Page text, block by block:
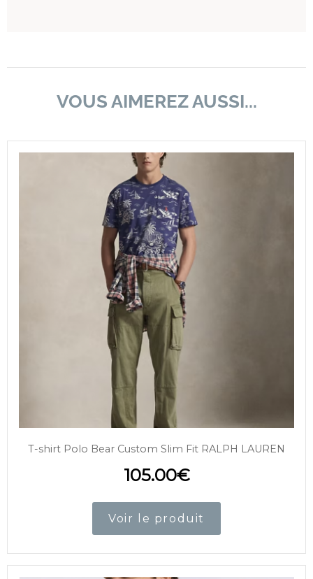
VOUS AIMEREZ AUSSI...
T-shirt Polo Bear Custom Slim Fit RALPH LAUREN
105.00€
Voir le produit